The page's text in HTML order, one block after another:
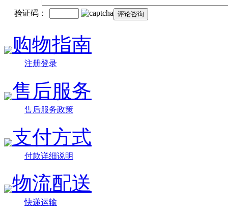
验证码：
购物指南
注册登录
售后服务
售后服务政策
支付方式
付款详细说明
物流配送
快递运输